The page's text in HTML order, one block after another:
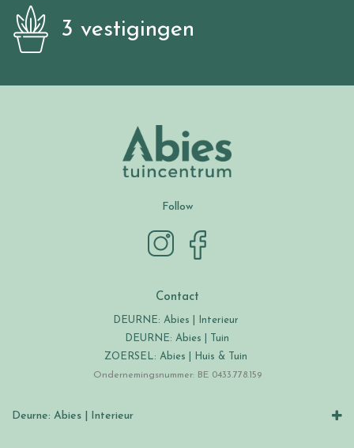
3 vestigingen
Follow
Contact
DEURNE: Abies | Interieur
DEURNE: Abies | Tuin
ZOERSEL: Abies | Huis & Tuin
Ondernemingsnummer: BE 0433.778.159
Deurne: Abies | Interieur